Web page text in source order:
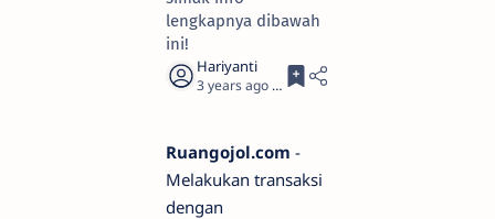
lengkapnya dibawah
ini!
3 years ago 3
Ruangojol.com -
Melakukan transaksi
dengan